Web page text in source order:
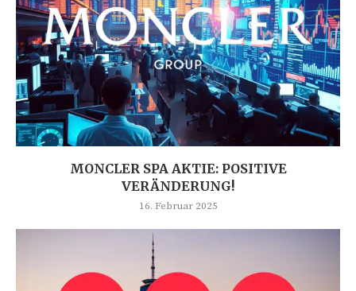
MONCLER SPA AKTIE: POSITIVE
VERÄNDERUNG!
16. Februar 2025